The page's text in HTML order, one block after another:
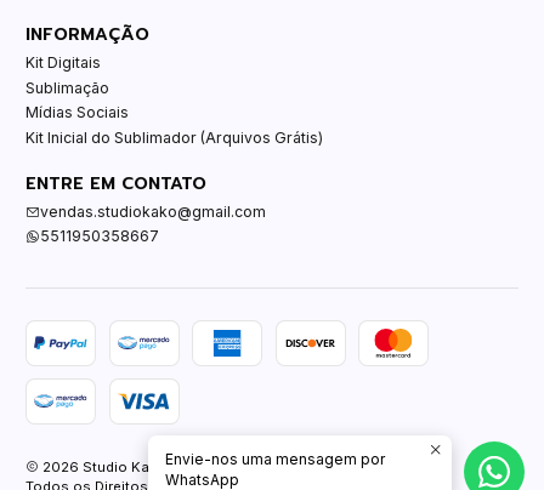
INFORMAÇÃO
Kit Digitais
Sublimação
Mídias Sociais
Kit Inicial do Sublimador (Arquivos Grátis)
ENTRE EM CONTATO
vendas.studiokako@gmail.com
5511950358667
2026 Studio Kako.
Todos os Direitos Reservados.
Envie-nos uma mensagem por
WhatsApp